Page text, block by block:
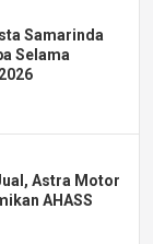
Samarinda
Selama
Astra Motor
AHASS